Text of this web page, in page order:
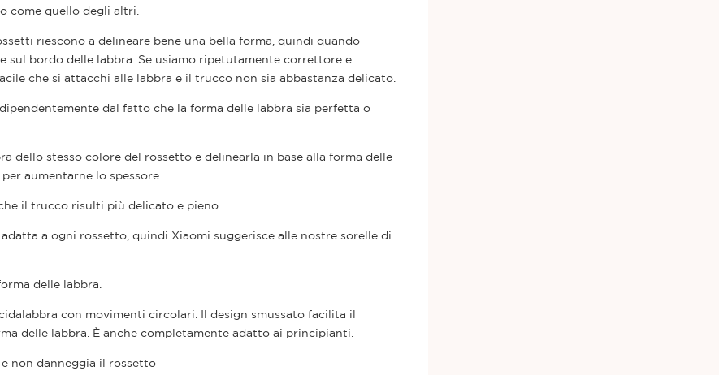
come quello degli altri.
riescono a delineare bene una bella forma, quindi quando
bordo delle labbra. Se usiamo ripetutamente correttore e
che si attacchi alle labbra e il trucco non sia abbastanza delicato.
dal fatto che la forma delle labbra sia perfetta o
dello stesso colore del rossetto e delinearla in base alla forma delle
aumentarne lo spessore.
il trucco risulti più delicato e pieno.
a ogni rossetto, quindi Xiaomi suggerisce alle nostre sorelle di
delle labbra.
con movimenti circolari. Il design smussato facilita il
delle labbra. È anche completamente adatto ai principianti.
non danneggia il rossetto